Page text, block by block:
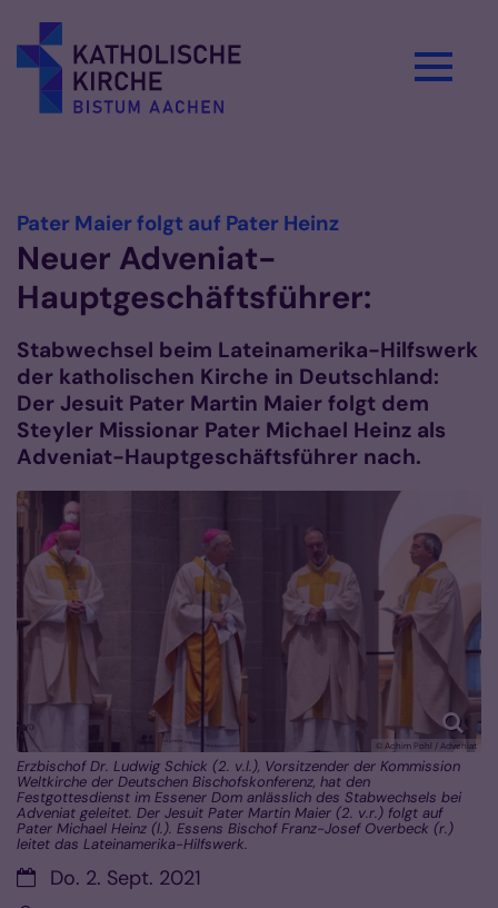
Pater Maier folgt auf Pater Heinz:
Neuer Adveniat-
Hauptgeschäftsführer:
Stabwechsel beim Lateinamerika-Hilfswerk
der katholischen Kirche in Deutschland:
Der Jesuit Pater Martin Maier folgt dem
Steyler Missionar Pater Michael Heinz als
Adveniat-Hauptgeschäftsführer nach.
© Achim Pohl / Adveniat
Erzbischof Dr. Ludwig Schick (2. v.l.), Vorsitzender der Kommission
Weltkirche der Deutschen Bischofskonferenz, hat den
Festgottesdienst im Essener Dom anlässlich des Stabwechsels bei
Adveniat geleitet. Der Jesuit Pater Martin Maier (2. v.r.) folgt auf
Pater Michael Heinz (l.). Essens Bischof Franz-Josef Overbeck (r.)
leitet das Lateinamerika-Hilfswerk.
Datum:Do. 2. Sept. 2021